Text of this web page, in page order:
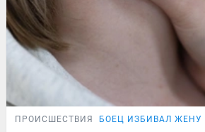
ПРОИСШЕСТВИЯ БОЕЦ ИЗБИВАЛ ЖЕНУ